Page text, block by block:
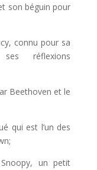
son béguin pour
connu pour sa
réflexions
Beethoven et le
qui est l’un des
un petit